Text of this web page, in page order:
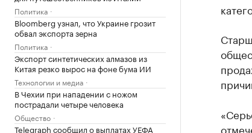
Политика
Bloomberg узнал, что Украине грозит
обвал экспорта зерна
Политика
Экспорт синтетических алмазов из
Китая резко вырос на фоне бума ИИ
Технологии и медиа
В Чехии при нападении с ножом
пострадали четыре человека
Общество
Telegraph сообщил о выплатах УЕФА